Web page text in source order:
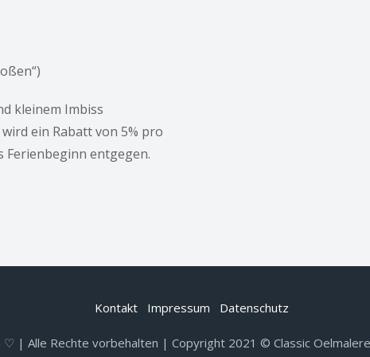
kleinem Imbiss
ein Rabatt von 5% pro
Ferienbeginn entgegen.
Kontakt Impressum Datenschutz
| Alle Rechte vorbehalten | Copyright 2021 © Classic